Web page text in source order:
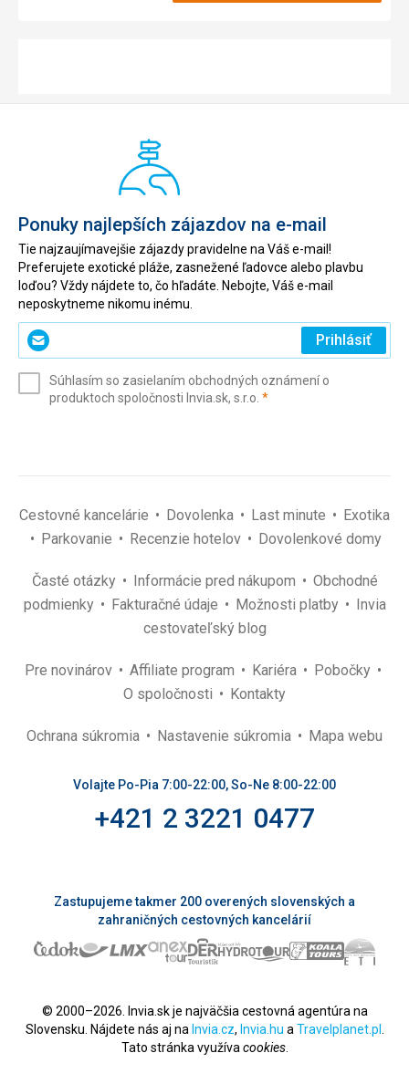
Ponuky najlepších zájazdov na e-mail
Tie najzaujímavejšie zájazdy pravidelne na Váš e-mail!
Preferujete exotické pláže, zasnežené ľadovce alebo plavbu
loďou? Vždy nájdete to, čo hľadáte. Nebojte, Váš e-mail
neposkytneme nikomu inému.
Zadajte
svoj
(povinné)
Prihlásiť
Súhlasím so zasielaním obchodných oznámení o
produktoch spoločnosti Invia.sk, s.r.o. *(povinné)
Cestovné kancelárie Dovolenka Last minute
Exotika
Parkovanie
Recenzie hotelov Dovolenkové domy
Časté otázky Informácie pred nákupom
Obchodné
podmienky
Fakturačné údaje Možnosti platby
Invia
cestovateľský blog
Pre novinárov Affiliate program Kariéra
Pobočky
O spoločnosti
Kontakty
Ochrana súkromia Nastavenie súkromia Mapa webu
Volajte Po-Pia 7:00-22:00, So-Ne 8:00-22:00
+421 2 3221 0477
Zastupujeme takmer 200 overených slovenských a
zahraničných cestovných kancelárií
© 2000–2026. Invia.sk je najväčšia cestovná agentúra na
Slovensku. Nájdete nás aj na Invia.cz, Invia.hu a Travelplanet.pl
Tato stránka využíva cookies.